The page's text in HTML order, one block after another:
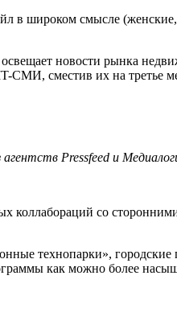
в широком смысле (женские,
новости рынка
СМИ, сместив их на третье
Pressfeed и
коллабораций со
технопарки»,
как можно более